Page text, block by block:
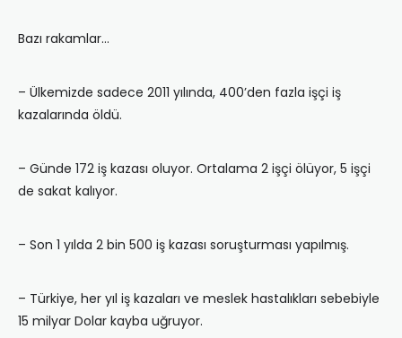
Bazı rakamlar…
– Ülkemizde sadece 2011 yılında, 400’den fazla işçi iş
kazalarında öldü.
– Günde 172 iş kazası oluyor. Ortalama 2 işçi ölüyor, 5 işçi
de sakat kalıyor.
– Son 1 yılda 2 bin 500 iş kazası soruşturması yapılmış.
– Türkiye, her yıl iş kazaları ve meslek hastalıkları sebebiyle
15 milyar Dolar kayba uğruyor.